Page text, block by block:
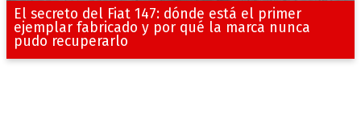
El secreto del Fiat 147: dónde está el primer
ejemplar fabricado y por qué la marca nunca
pudo recuperarlo